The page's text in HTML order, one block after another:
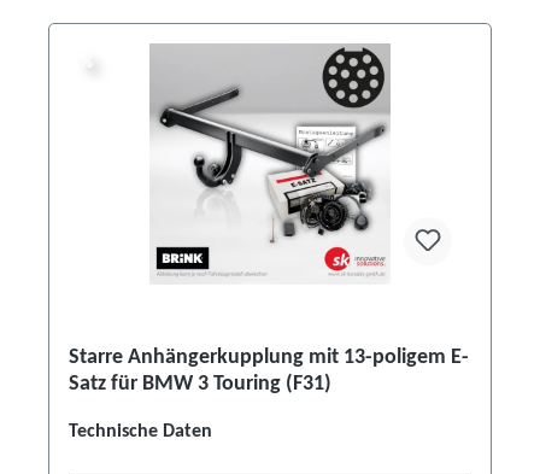
Starre Anhängerkupplung mit 13-poligem E-
Satz für BMW 3 Touring (F31)
Technische Daten